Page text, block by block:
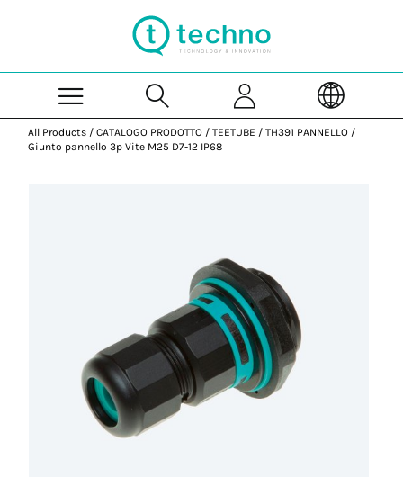
All Products / CATALOGO PRODOTTO / TEETUBE / TH391 PANNELLO /
Giunto pannello 3p Vite M25 D7-12 IP68